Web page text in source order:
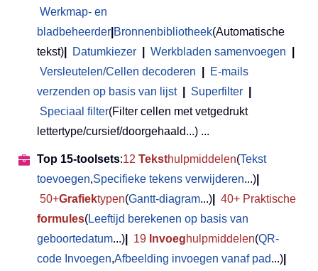
Werkmap- en
bladbeheerder Bronnenbibliotheek(Automatische
tekst)
Datumkiezer Werkbladen samenvoegen
Versleutelen/Cellen decoderen
E-mails
verzenden op basis van lijst
Superfilter
Speciaal filter(Filter cellen met vetgedrukt
lettertype/cursief/doorgehaald...) ...
Top 15-toolsets:12 Teksthulpmiddelen(Tekst
toevoegen,Specifieke tekens verwijderen...)
50+Grafiektypen(Gantt-diagram...)
40+ Praktische
formules(Leeftijd berekenen op basis van
geboortedatum...) 19 Invoeghulpmiddelen(QR-
code Invoegen,Afbeelding invoegen vanaf pad...)